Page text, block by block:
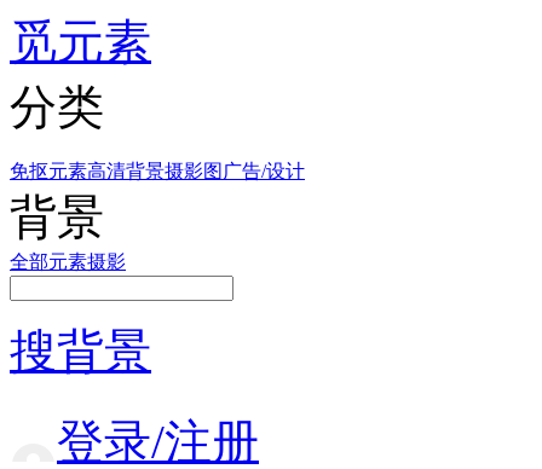
觅元素
分类
免抠元素高清背景摄影图 广告/设计
背景
全部元素摄影
搜背景
登录/注册